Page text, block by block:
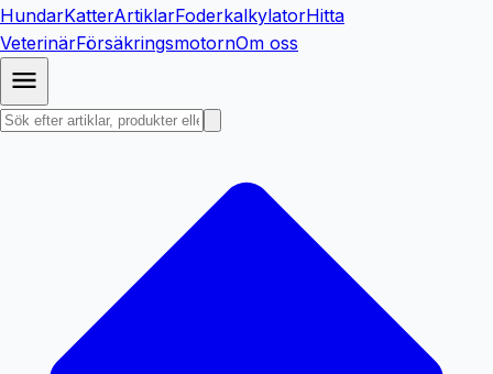
HundarKatterArtiklarFoderkalkylatorHitta
VeterinärFörsäkringsmotornOm oss